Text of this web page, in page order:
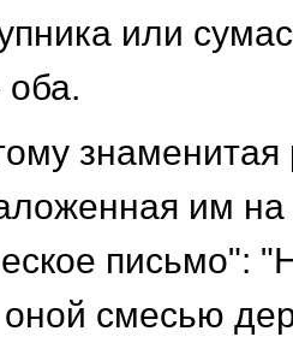
или
оба.
знаменитая
им на
письмо":
смесью